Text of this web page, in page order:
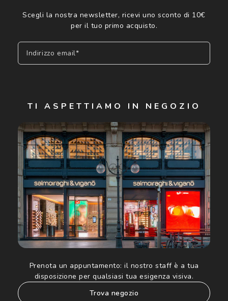
Scegli la nostra newsletter, ricevi uno sconto di 10€
per il tuo primo acquisto.
Indirizzo email*
Cliccando su "Iscriviti", confermo di avere più di 16 anni e
acconsento all'utilizzo dei miei Dati Personali da parte di
Luxottica Group S.p.A. per l'invio di offerte speciali, novità
ed altre comunicazioni di carattere pubblicitario (consultare
Informativa sulla privacyper ulteriori informazioni).
TI ASPETTIAMO IN NEGOZIO
Prenota un appuntamento: il nostro staff è a tua
disposizione per qualsiasi tua esigenza visiva.
trova negozio